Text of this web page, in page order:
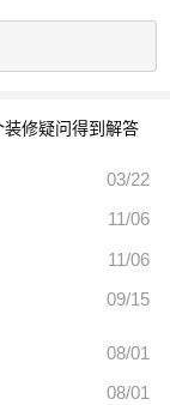
装修疑问得到解答
03/22
11/06
11/06
09/15
08/01
08/01